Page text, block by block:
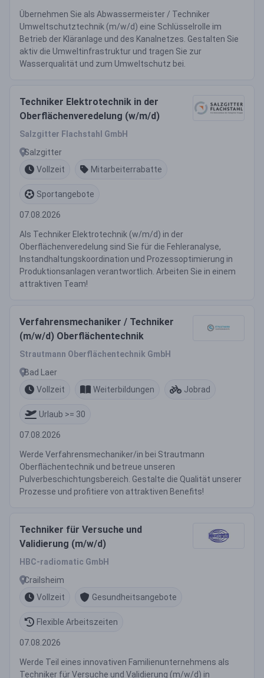
Übernehmen Sie als Abwassermeister / Techniker
Umweltschutztechnik (m/w/d) eine Schlüsselrolle im
Betrieb der Kläranlage und des Kanalnetzes. Gestalten Sie
aktiv die Umweltinfrastruktur und tragen Sie zur
Wasserqualität und zum Umweltschutz bei.
Techniker Elektrotechnik in der
Oberflächenveredelung (w/m/d)
Salzgitter Flachstahl GmbH
Salzgitter
Vollzeit
Mitarbeiterrabatte
Sportangebote
07.08.2026
Als Techniker Elektrotechnik (w/m/d) in der
Oberflächenveredelung sind Sie für die Fehleranalyse,
Instandhaltungskoordination und Prozessoptimierung in
Produktionsanlagen verantwortlich. Arbeiten Sie in einem
attraktiven Team!
Verfahrensmechaniker / Techniker
(m/w/d) Oberflächentechnik
Strautmann Oberflächentechnik GmbH
Bad Laer
Vollzeit
Weiterbildungen Jobrad
Urlaub >= 30
07.08.2026
Werde Verfahrensmechaniker/in bei Strautmann
Oberflächentechnik und betreue unseren
Pulverbeschichtungsbereich. Gestalte die Qualität unserer
Prozesse und profitiere von attraktiven Benefits!
Techniker für Versuche und
Validierung (m/w/d)
HBC-radiomatic GmbH
Crailsheim
Vollzeit
Gesundheitsangebote
Flexible Arbeitszeiten
07.08.2026
Werde Teil eines innovativen Familienunternehmens als
Techniker für Versuche und Validierung (m/w/d) in